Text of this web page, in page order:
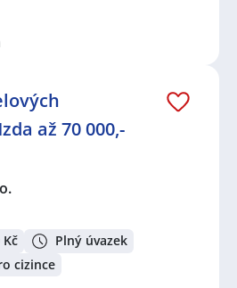
až 70 000,-
Kč
Plný úvazek
cizince